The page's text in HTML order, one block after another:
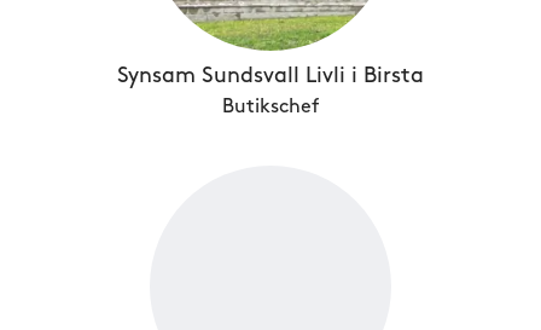
Synsam Sundsvall Livli i Birsta
Butikschef